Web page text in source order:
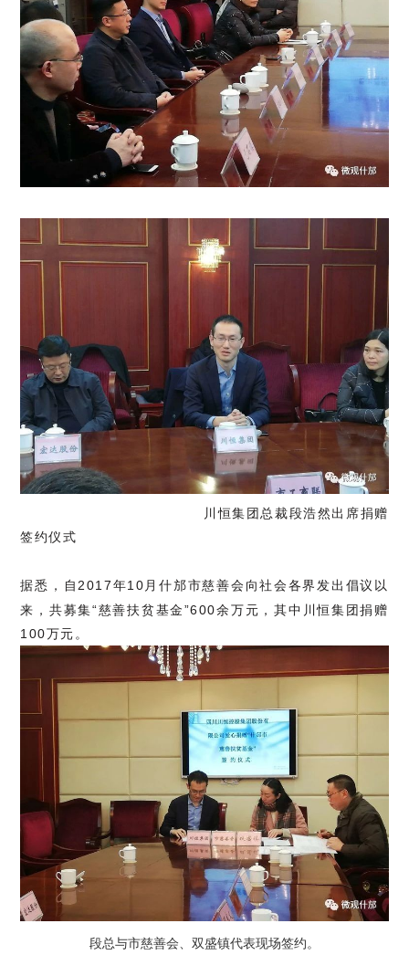
川恒集团总裁段浩然出席捐赠
签约仪式
据悉，
自2017年10月什邡市慈善会向社会各界发出倡议以
来，共募集“慈善扶贫基金”600余万元，其中川恒集团捐赠
100万元。
段总与市慈善会、双盛镇代表现场签约。